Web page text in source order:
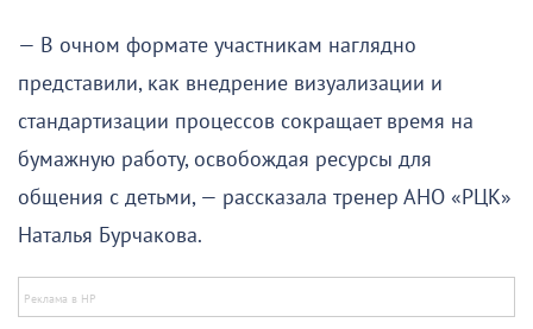
— В очном формате участникам наглядно
представили, как внедрение визуализации и
стандартизации процессов сокращает время на
бумажную работу, освобождая ресурсы для
общения с детьми, — рассказала тренер АНО «РЦК»
Наталья Бурчакова.